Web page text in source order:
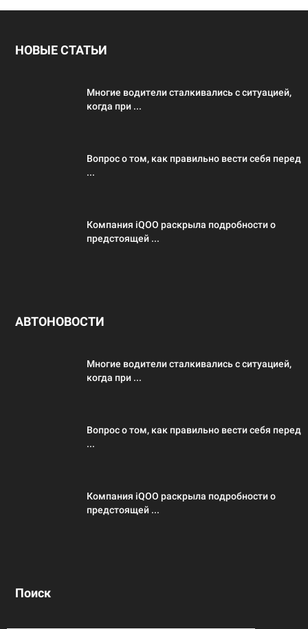
НОВЫЕ СТАТЬИ
Многие водители сталкивались с ситуацией,
когда при ...
Вопрос о том, как правильно вести себя перед
...
Компания iQOO раскрыла подробности о
предстоящей ...
АВТОНОВОСТИ
Многие водители сталкивались с ситуацией,
когда при ...
Вопрос о том, как правильно вести себя перед
...
Компания iQOO раскрыла подробности о
предстоящей ...
Поиск